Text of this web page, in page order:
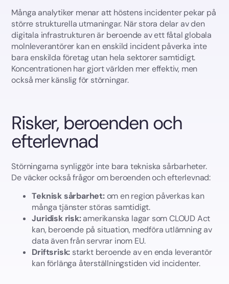
Många analytiker menar att höstens incidenter pekar på
större strukturella utmaningar. När stora delar av den
digitala infrastrukturen är beroende av ett fåtal globala
molnleverantörer kan en enskild incident påverka inte
bara enskilda företag utan hela sektorer samtidigt.
Koncentrationen har gjort världen mer effektiv, men
också mer känslig för störningar.
Risker, beroenden och
efterlevnad
Störningarna synliggör inte bara tekniska sårbarheter.
De väcker också frågor om beroenden och efterlevnad:
Teknisk sårbarhet:om en region påverkas kan
många tjänster störas samtidigt.
Juridisk risk:amerikanska lagar som CLOUD Act
kan, beroende på situation, medföra utlämning av
data även från servrar inom EU.
Driftsrisk: starkt beroende av en enda leverantör
kan förlänga återställningstiden vid incidenter.